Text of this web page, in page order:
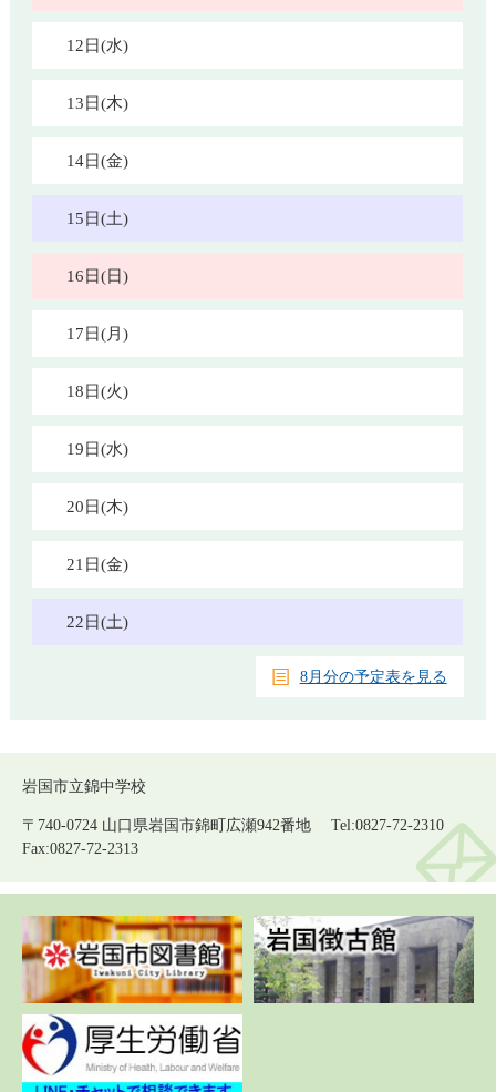
12日(水)
13日(木)
14日(金)
15日(土)
16日(日)
17日(月)
18日(火)
19日(水)
20日(木)
21日(金)
22日(土)
8月分の予定表を見る
岩国市立錦中学校
〒740-0724 山口県岩国市錦町広瀬942番地 Tel:0827-72-2310
Fax:0827-72-2313